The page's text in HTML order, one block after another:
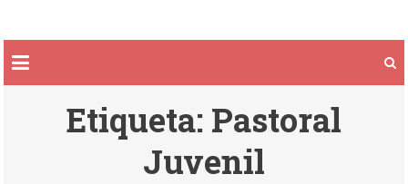
Etiqueta: Pastoral
Juvenil